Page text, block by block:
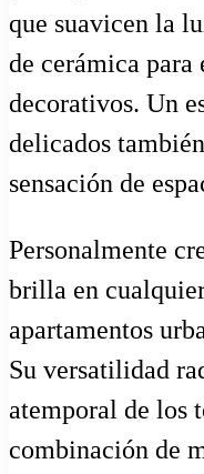
que suavicen la
de cerámica para
decorativos. Un
delicados
sensación de
Personalmente
brilla en
apartamentos
Su versatilidad
atemporal de los
combinación de